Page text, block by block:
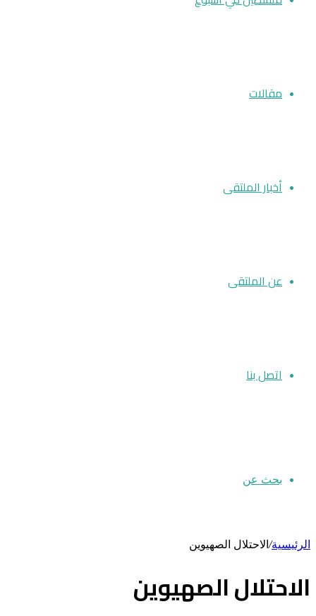
مقالات
أخبار الملتقى
عن الملتقى
اتصل بنا
بحث عن
الرئيسية/ الاحتلال الصهيوين
الاحتلال الصهيوين